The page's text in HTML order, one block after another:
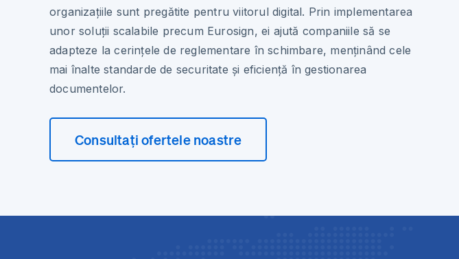
organizațiile sunt pregătite pentru viitorul digital. Prin implementarea
unor soluții scalabile precum Eurosign, ei ajută companiile să se
adapteze la cerințele de reglementare în schimbare, menținând cele
mai înalte standarde de securitate și eficiență în gestionarea
documentelor.
Consultați ofertele noastre